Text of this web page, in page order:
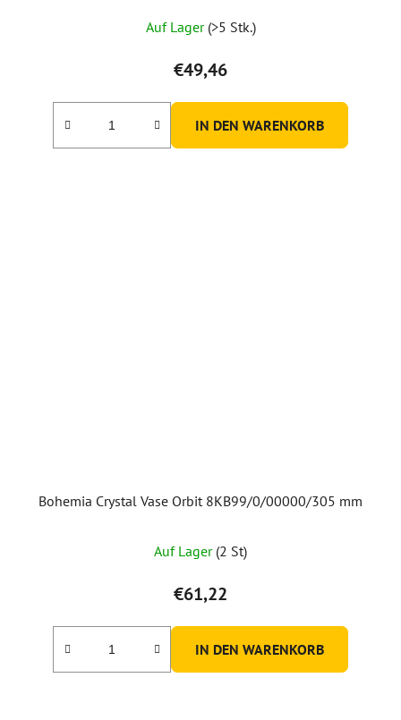
Auf Lager (>5 Stk.)
€49,46
IN DEN WARENKORB
Bohemia Crystal Vase Orbit 8KB99/0/00000/305 mm
Auf Lager (2 St)
€61,22
IN DEN WARENKORB